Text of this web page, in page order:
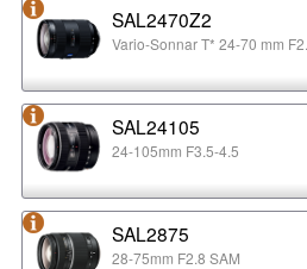
SAL2470Z2
Vario-Sonnar T* 24-70 mm
SAL24105
24-105mm F3.5-4.5
SAL2875
28-75mm F2.8 SAM